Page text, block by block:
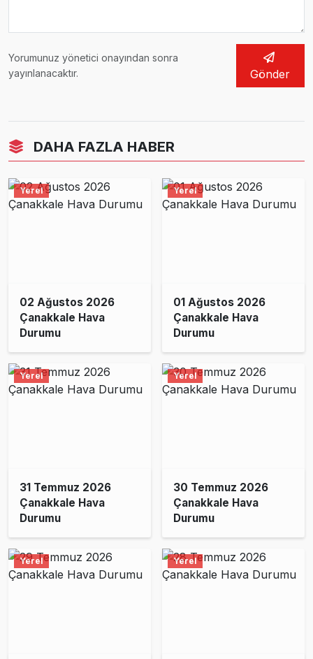
Yorumunuz yönetici onayından sonra
yayınlanacaktır.
Gönder
DAHA FAZLA HABER
Yerel
02 Ağustos 2026
Çanakkale Hava
Durumu
Yerel
01 Ağustos 2026
Çanakkale Hava
Durumu
Yerel
31 Temmuz 2026
Çanakkale Hava
Durumu
Yerel
30 Temmuz 2026
Çanakkale Hava
Durumu
Yerel Yerel